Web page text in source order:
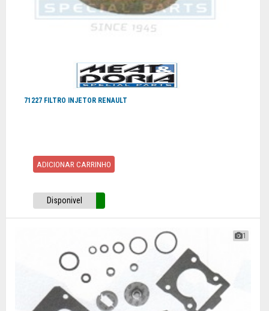
71227 FILTRO INJETOR RENAULT
ADICIONAR CARRINHO
Disponivel
1